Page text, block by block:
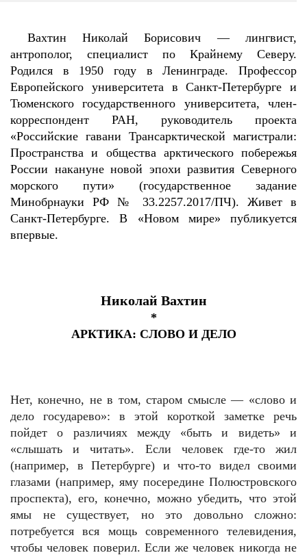
Вахтин Николай Борисович — лингвист,
антрополог, специалист по Крайнему Северу.
Родился в 1950 году в Ленинграде. Профессор
Европейского университета в Санкт-Петербурге и
Тюменского государственного университета, член-
корреспондент РАН, руководитель проекта
«Российские гавани Трансарктической магистрали:
Пространства и общества арктического побережья
России накануне новой эпохи развития Северного
морского пути» (государственное задание
Минобрнауки РФ № 33.2257.2017/ПЧ). Живет в
Санкт-Петербурге. В «Новом мире» публикуется
впервые.
Николай Вахтин
*
АРКТИКА: СЛОВО И ДЕЛО
Нет, конечно, не в том, старом смысле — «слово и
дело государево»: в этой короткой заметке речь
пойдет о различиях между «быть и видеть» и
«слышать и читать». Если человек где-то жил
(например, в Петербурге) и что-то видел своими
глазами (например, яму посередине Полюстровского
проспекта), его, конечно, можно убедить, что этой
ямы не существует, но это довольно сложно:
потребуется вся мощь современного телевидения,
чтобы человек поверил. Если же человек никогда не